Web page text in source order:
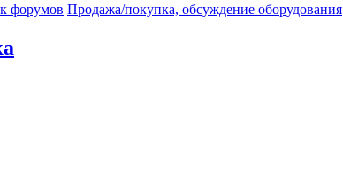
форумов Продажа/покупка, обсуждение оборудования